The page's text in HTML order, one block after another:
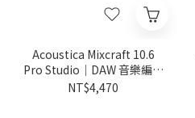
Acoustica Mixcraft 10.6
Pro Studio｜DAW 音樂編輯
軟體
NT$4,470